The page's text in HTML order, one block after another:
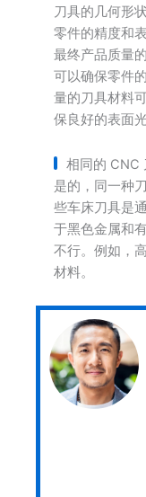
刀具的几何形
零件的精度和
最终产品质量
可以确保零件
量的刀具材料
保良好的表面光
相同的 CNC
是的，同一种
些车床刀具是
于黑色金属和
不行。例如，
材料。